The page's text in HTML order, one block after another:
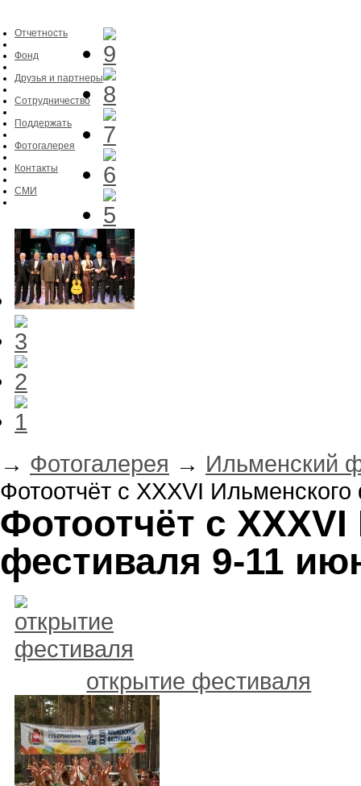
Отчетность
Фонд
Друзья и партнеры
Сотрудничество
Поддержать
Фотогалерея
Контакты
СМИ
→ Фотогалерея → Ильменский
Фотоотчёт с XXXVI
Фотоотчёт с
фестиваля 9-11
открытие фестиваля